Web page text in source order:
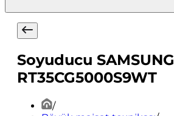
Soyuducu SAMSUNG
RT35CG5000S9WT
/